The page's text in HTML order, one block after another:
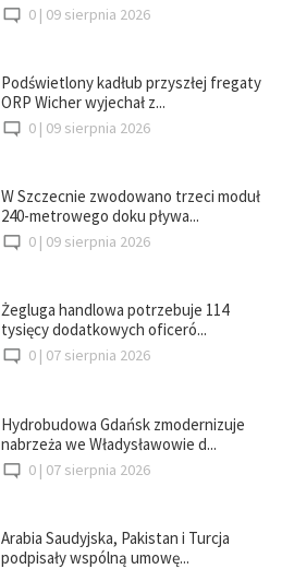
0 | 09 sierpnia 2026
Podświetlony kadłub przyszłej fregaty
ORP Wicher wyjechał z...
0 | 09 sierpnia 2026
W Szczecnie zwodowano trzeci moduł
240-metrowego doku pływa...
0 | 09 sierpnia 2026
Żegluga handlowa potrzebuje 114
tysięcy dodatkowych oficeró...
0 | 07 sierpnia 2026
Hydrobudowa Gdańsk zmodernizuje
nabrzeża we Władysławowie d...
0 | 07 sierpnia 2026
Arabia Saudyjska, Pakistan i Turcja
podpisały wspólną umowę...